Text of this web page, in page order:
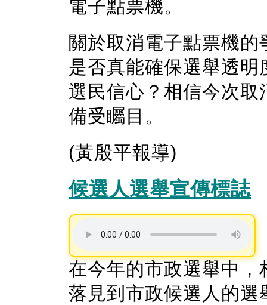
電子點票機。
關於取消電子點票機
是否真能確保選舉透
選民信心？相信今次
備受矚目。
(黃殷平報導)
候選人選舉宣傳標誌
在今年的市政選舉中
落見到市政候選人的